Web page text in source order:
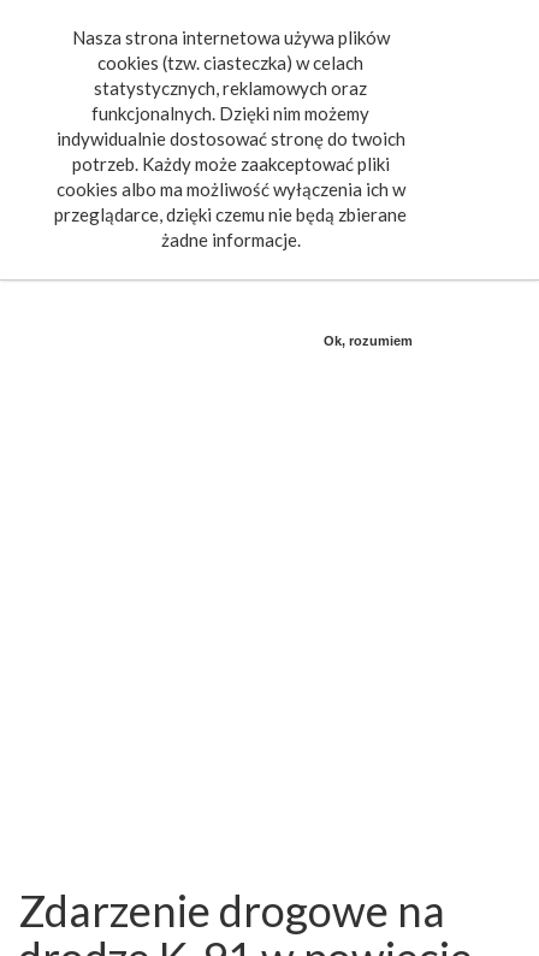
Nasza strona internetowa używa plików
cookies (tzw. ciasteczka) w celach
statystycznych, reklamowych oraz
funkcjonalnych. Dzięki nim możemy
indywidualnie dostosować stronę do twoich
potrzeb. Każdy może zaakceptować pliki
cookies albo ma możliwość wyłączenia ich w
przeglądarce, dzięki czemu nie będą zbierane
żadne informacje.
Ok, rozumiem
Zdarzenie drogowe na